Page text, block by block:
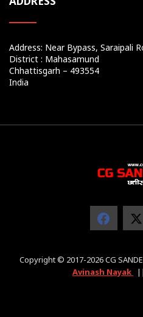
Address: Near Bypass, Saraipali
District : Mahasamund
Chhattisgarh – 493554
India
Copyright © 2017-2026 CG
Avinash Nayak